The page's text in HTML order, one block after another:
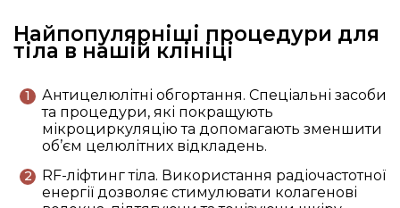
Найпопулярніші процедури для
тіла в нашій клініці
Антицелюлітні обгортання. Спеціальні засоби
та процедури, які покращують
мікроциркуляцію та допомагають зменшити
об’єм целюлітних відкладень.
RF-ліфтинг тіла. Використання радіочастотної
енергії дозволяє стимулювати колагенові